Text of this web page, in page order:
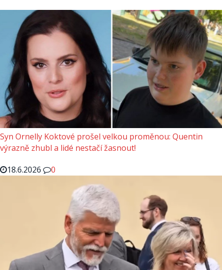
Syn Ornelly Koktové prošel velkou proměnou: Quentin
výrazně zhubl a lidé nestačí žasnout!
18.6.2026
0